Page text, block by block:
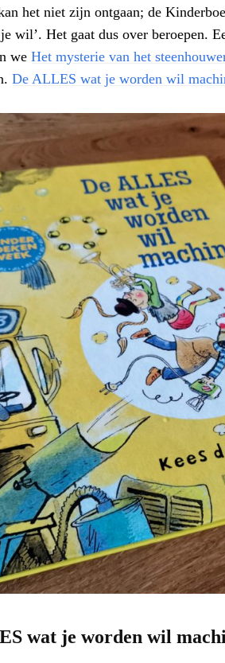
het niet zijn ontgaan; de
wil’. Het gaat dus over beroepen.
we Het mysterie van het
De ALLES wat je worden wil
wat je worden wil